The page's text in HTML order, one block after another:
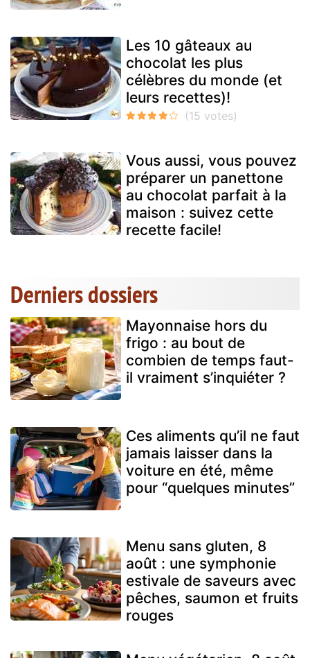
Les 10 gâteaux au
chocolat les plus
célèbres du monde (et
leurs recettes)!
Vous aussi, vous pouvez
préparer un panettone
au chocolat parfait à la
maison : suivez cette
recette facile!
Derniers dossiers
Mayonnaise hors du
frigo : au bout de
combien de temps faut-
il vraiment s’inquiéter ?
Ces aliments qu’il ne faut
jamais laisser dans la
voiture en été, même
pour “quelques minutes”
Menu sans gluten, 8
août : une symphonie
estivale de saveurs avec
pêches, saumon et fruits
rouges